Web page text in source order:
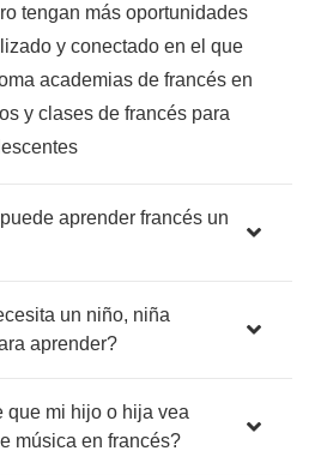
tengan más oportunidades
y conectado en el que
academias de francés en
y clases de francés para
aprender francés un
un niño, niña
aprender?
que mi hijo o hija vea
música en francés?